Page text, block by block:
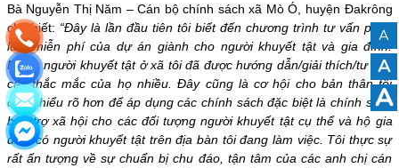
Bà Nguyễn Thị Năm – Cán bộ chính sách xã Mò Ó, huyện Đakrông
cho biết: “Đây là lần đầu tiên tôi biết đến chương trình tư vấn pháp
luật miễn phí của dự án giành cho người khuyết tật và gia đình.
Nhiều người khuyết tật ở xã tôi đã được hướng dẫn/giải thích/tư vấn
các thắc mắc của họ nhiều. Đây cũng là cơ hội cho bản thân tôi
được hiểu rõ hơn để áp dụng các chính sách đặc biệt là chính sách
bảo trợ xã hội cho các đối tượng người khuyết tật cụ thể và hộ gia
đình có người khuyết tật trên địa bàn tôi đang làm việc. Tôi thực sự
rất ấn tượng về sự chuẩn bị chu đáo, tận tâm của các anh chị cán
A
A
A